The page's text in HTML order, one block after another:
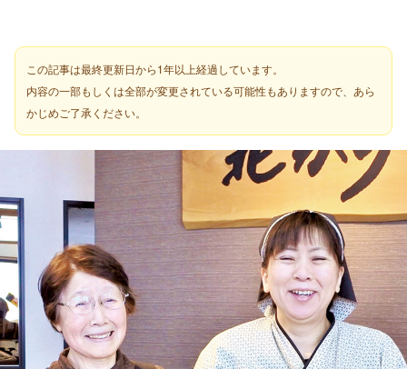
この記事は最終更新日から1年以上経過しています。
内容の一部もしくは全部が変更されている可能性もありますので、あら
かじめご了承ください。